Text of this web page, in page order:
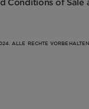
Conditions of Sale
ALLE RECHTE VORBEHALTEN.